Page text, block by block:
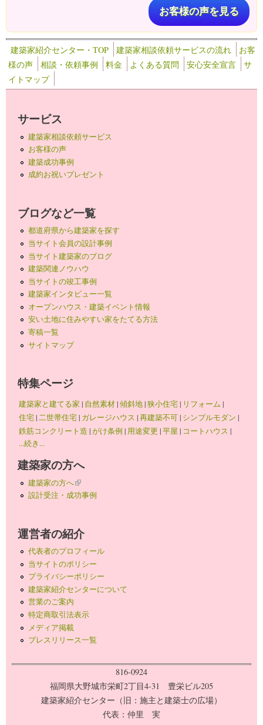
お客様の声を見る
建築家紹介センター・TOP 建築家相談依頼サービスの流れ
お客
様の声
相談・依頼事例 料金 よくある質問 安心安全宣言
サ
イトマップ
サービス
建築家相談依頼サービス
お客様の声
建築成功事例
成約お祝いプレゼント
ブログなど一覧
都道府県から建築家を探す
当サイト会員の設計事例
当サイト建築家のブログ
建築関連ノウハウ
当サイトの竣工事例
建築家インタビュー一覧
オープンハウス・建築イベント情報
安い土地に住みやすい家をたてる方法
寄稿一覧
サイトマップ
特集ページ
建築家と建てる家 | 自然素材|傾斜地|狭小住宅| リフォーム |
住宅|二世帯住宅| ガレージハウス |再建築不可| シンプルモダン |
鉄筋コンクリート造 |がけ条例 | 用途変更 |平屋 | コートハウス |
...続き...
建築家の方へ
建築家の方へ(link is external)
設計受注・成功事例
運営者の紹介
代表者のプロフィール
当サイトのポリシー
プライバシーポリシー
建築家紹介センターについて
営業のご案内
特定商取引法表示
メディア掲載
プレスリリース一覧
816-0924
福岡県大野城市栄町2丁目4-31 豊栄ビル205
建築家紹介センター（旧：施主と建築士の広場）
代表：仲里 実